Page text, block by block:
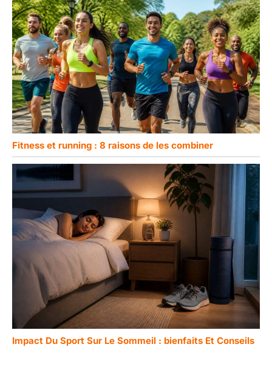
Fitness et running : 8 raisons de les combiner
Impact Du Sport Sur Le Sommeil : bienfaits Et Conseils